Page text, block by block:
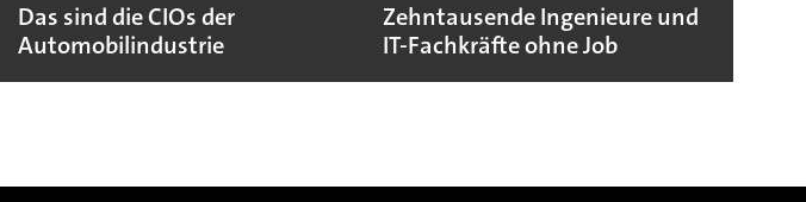
Das sind die CIOs der
Automobilindustrie
Zehntausende Ingenieure und
IT-Fachkräfte ohne Job